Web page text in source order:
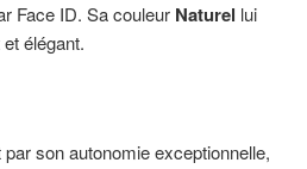
Face ID. Sa couleur Naturel lui
élégant.
son autonomie exceptionnelle,